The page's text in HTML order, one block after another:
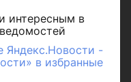
интересным в
Яндекс.Новости -
в избранные